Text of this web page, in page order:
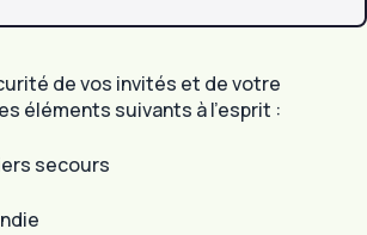
de vos invités et de votre
éléments suivants à l’esprit :
secours